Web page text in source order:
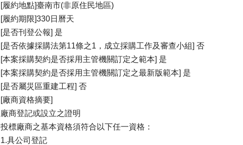
[履約地點]臺南市(非原住民地區)
[履約期限]330日曆天
[是否刊登公報] 是
[是否依據採購法第11條之1，成立採購工作及審查小組] 否
[本案採購契約是否採用主管機關訂定之範本] 是
[本案採購契約是否採用主管機關訂定之最新版範本] 是
[是否屬災區重建工程] 否
[廠商資格摘要]
廠商登記或設立之證明
投標廠商之基本資格須符合以下任一資格：
1.具公司登記